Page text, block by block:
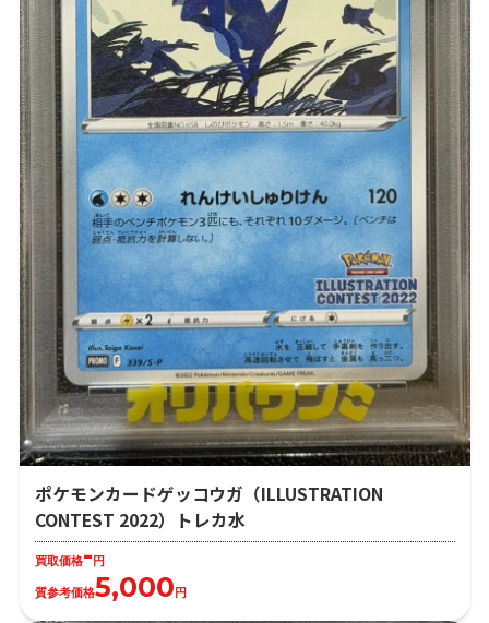
ポケモンカードゲッコウガ（ILLUSTRATION
CONTEST 2022）トレカ水
買取価格-円
質参考価格5,000円